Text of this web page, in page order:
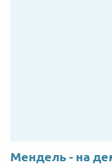
Мендель - на